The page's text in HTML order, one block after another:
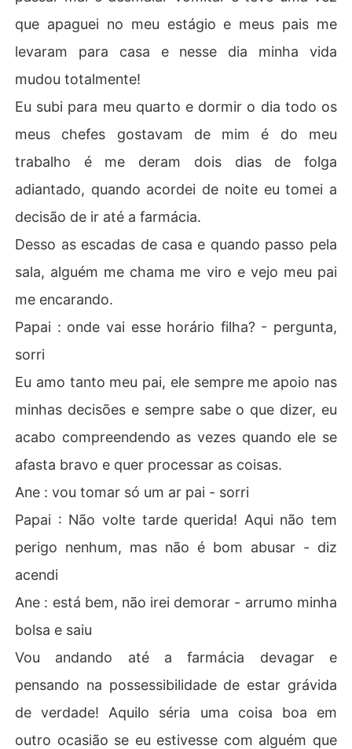
que apaguei no meu estágio e meus pais me
levaram para casa e nesse dia minha vida
mudou totalmente!
Eu subi para meu quarto e dormir o dia todo os
meus chefes gostavam de mim é do meu
trabalho é me deram dois dias de folga
adiantado, quando acordei de noite eu tomei a
decisão de ir até a farmácia.
Desso as escadas de casa e quando passo pela
sala, alguém me chama me viro e vejo meu pai
me encarando.
Papai : onde vai esse horário filha? - pergunta,
sorri
Eu amo tanto meu pai, ele sempre me apoio nas
minhas decisões e sempre sabe o que dizer, eu
acabo compreendendo as vezes quando ele se
afasta bravo e quer processar as coisas.
Ane : vou tomar só um ar pai - sorri
Papai : Não volte tarde querida! Aqui não tem
perigo nenhum, mas não é bom abusar - diz
acendi
Ane : está bem, não irei demorar - arrumo minha
bolsa e saiu
Vou andando até a farmácia devagar e
pensando na possessibilidade de estar grávida
de verdade! Aquilo séria uma coisa boa em
outro ocasião se eu estivesse com alguém que